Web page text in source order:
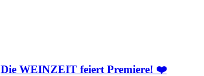
Die WEINZEIT feiert Premiere! ❤️